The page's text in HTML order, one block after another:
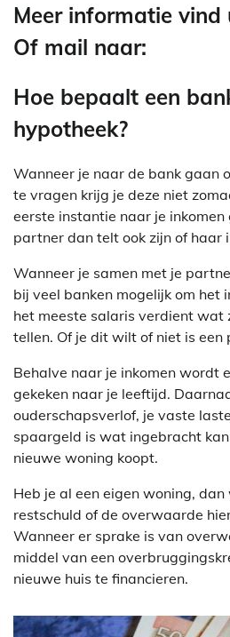
Meer informatie vind
Of mail naar:
Hoe bepaalt een
hypotheek?
Wanneer je naar de bank gaan
te vragen krijg je deze niet
eerste instantie naar je inkomen
partner dan telt ook zijn of haar
Wanneer je samen met je
bij veel banken mogelijk om het
het meeste salaris verdient
tellen. Of je dit wilt of niet is een
Behalve naar je inkomen wordt
gekeken naar je leeftijd.
ouderschapsverlof, je vaste
spaargeld is wat ingebracht
nieuwe woning koopt.
Heb je al een eigen woning,
restschuld of de overwaarde
Wanneer er sprake is van
middel van een
nieuwe huis te financieren.